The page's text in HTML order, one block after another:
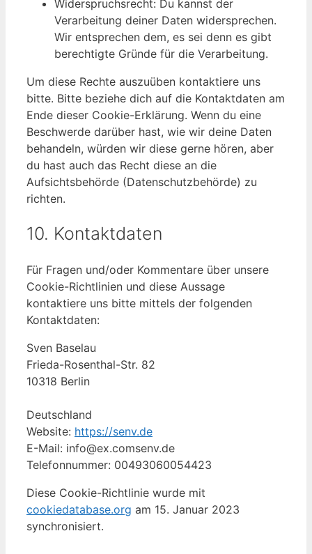
Widerspruchsrecht: Du kannst der
Verarbeitung deiner Daten widersprechen.
Wir entsprechen dem, es sei denn es gibt
berechtigte Gründe für die Verarbeitung.
Um diese Rechte auszuüben kontaktiere uns
bitte. Bitte beziehe dich auf die Kontaktdaten am
Ende dieser Cookie-Erklärung. Wenn du eine
Beschwerde darüber hast, wie wir deine Daten
behandeln, würden wir diese gerne hören, aber
du hast auch das Recht diese an die
Aufsichtsbehörde (Datenschutzbehörde) zu
richten.
10. Kontaktdaten
Für Fragen und/oder Kommentare über unsere
Cookie-Richtlinien und diese Aussage
kontaktiere uns bitte mittels der folgenden
Kontaktdaten:
Sven Baselau
Frieda-Rosenthal-Str. 82
10318 Berlin
Deutschland
Website: https://senv.de
E-Mail: info@ex.comsenv.de
Telefonnummer: 00493060054423
Diese Cookie-Richtlinie wurde mit
cookiedatabase.org am 15. Januar 2023
synchronisiert.